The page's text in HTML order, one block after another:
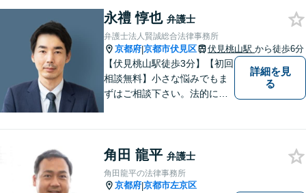
永禮 惇也 弁護士
弁護士法人賢誠総合法律事務所
京都府|京都市伏見区 伏見桃山駅 から徒歩6分
【伏見桃山駅徒歩3分】【初回
相談無料】小さな悩みでもま
ずはご相談下さい。法的に無
／相続／企業法務など幅広く
対応可能。【休日・夜間対応
可】
詳細を見
る
角田 龍平 弁護士
角田龍平の法律事務所
京都府|京都市左京区